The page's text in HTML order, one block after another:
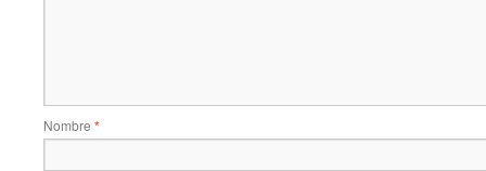
Nombre *